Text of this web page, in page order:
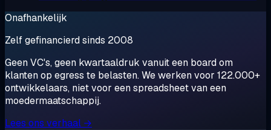
Onafhankelijk
Zelf gefinancierd sinds 2008
Geen VC's, geen kwartaaldruk vanuit een board om
klanten op egress te belasten. We werken voor 122.000+
ontwikkelaars, niet voor een spreadsheet van een
moedermaatschappij.
Lees ons verhaal →